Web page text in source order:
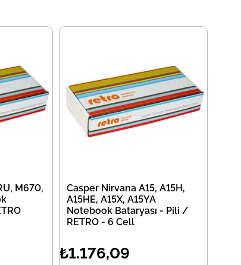
M670,
Casper Nirvana A15, A15H,
A15HE, A15X, A15YA
Notebook Bataryası - Pili /
RETRO - 6 Cell
₺1.176,09